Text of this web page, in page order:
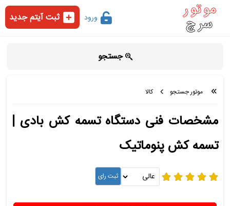
ورود ثبت آیتم جدید
جستجو
موتور جستجو کالا
مشخصات فنی دستگاه تسمه کش بادی |
تسمه کش پنوماتیک